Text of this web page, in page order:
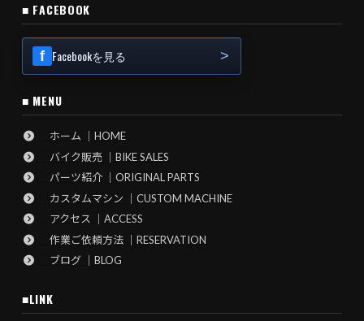
■ FACEBOOK
Facebookを見る
■ MENU
ホーム ｜HOME
バイク販売 ｜BIKE SALES
パーツ紹介 ｜ORIGINAL PARTS
カスタムマシン ｜CUSTOM MACHINE
アクセス ｜ACCESS
作業ご依頼方法 ｜RESERVATION
ブログ ｜BLOG
■LINK